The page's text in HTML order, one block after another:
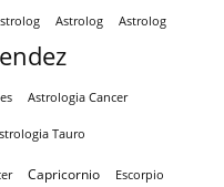
Astrolog Astrolog
Astrologia Cancer
Tauro
Capricornio Escorpio